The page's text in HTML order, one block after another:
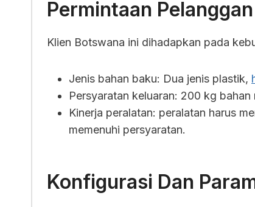
Permintaan Pelanggan
Klien Botswana ini dihadapkan pada
Jenis bahan baku: Dua jenis plastik,
Persyaratan keluaran: 200 kg
Kinerja peralatan: peralatan harus
memenuhi persyaratan.
Konfigurasi Dan